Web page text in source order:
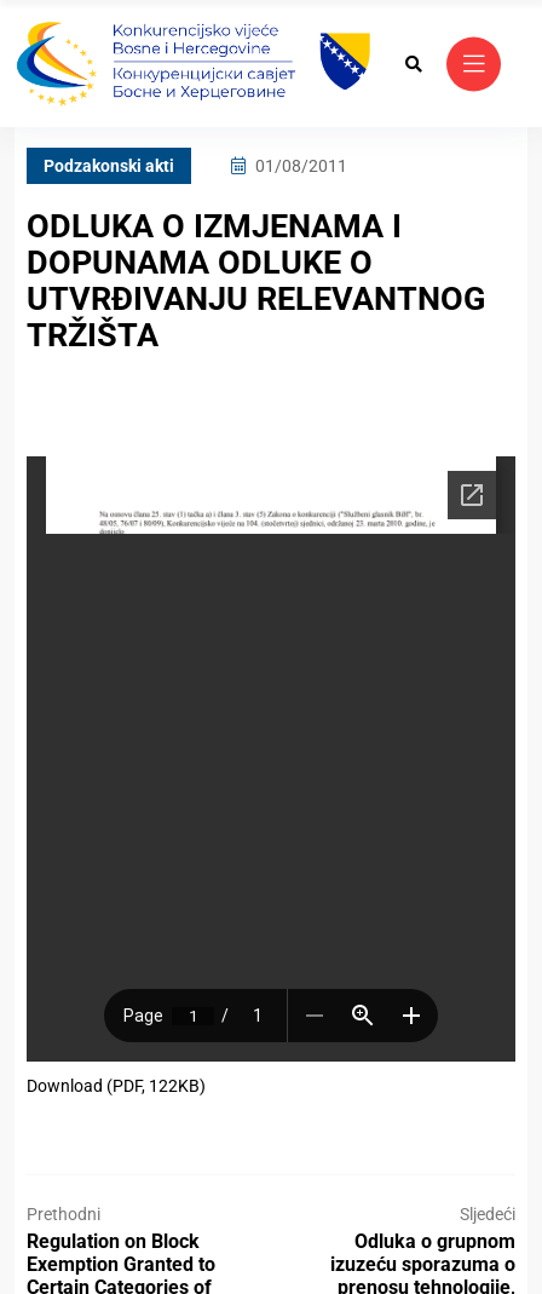
Podzakonski akti 01/08/2011
ODLUKA O IZMJENAMA I
DOPUNAMA ODLUKE O
UTVRĐIVANJU RELEVANTNOG
TRŽIŠTA
Download (PDF, 122KB)
Prethodni
Regulation on Block
Exemption Granted to
Certain Categories of
Sljedeći
Odluka o grupnom
izuzeću sporazuma o
prenosu tehnologije,